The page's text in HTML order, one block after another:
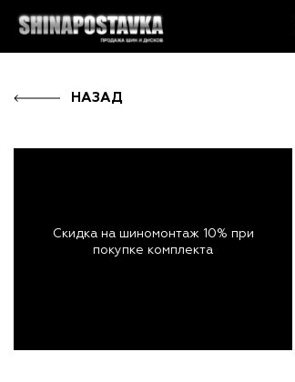
НАЗАД
Скидка на шиномонтаж 10% при
покупке комплекта